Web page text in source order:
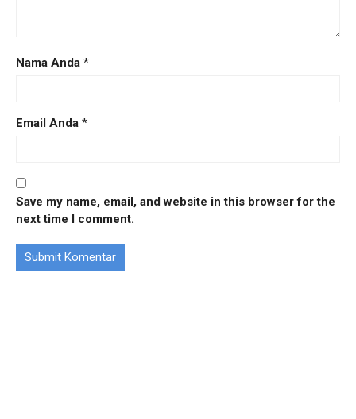
Nama Anda *
Email Anda *
Save my name, email, and website in this browser for the
next time I comment.